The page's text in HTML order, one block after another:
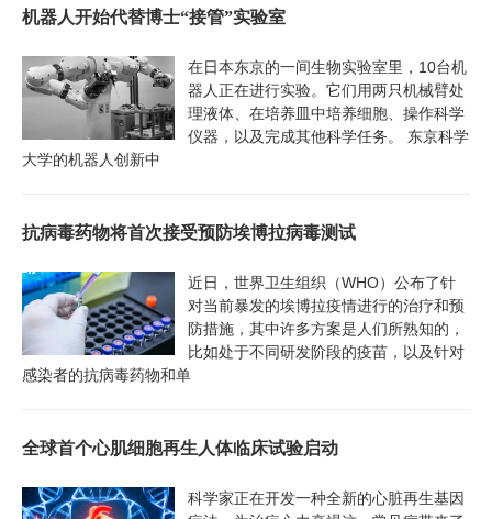
机器人开始代替博士“接管”实验室
在日本东京的一间生物实验室里，10台机
器人正在进行实验。它们用两只机械臂处
理液体、在培养皿中培养细胞、操作科学
仪器，以及完成其他科学任务。 东京科学
大学的机器人创新中
抗病毒药物将首次接受预防埃博拉病毒测试
近日，世界卫生组织（WHO）公布了针
对当前暴发的埃博拉疫情进行的治疗和预
防措施，其中许多方案是人们所熟知的，
比如处于不同研发阶段的疫苗，以及针对
感染者的抗病毒药物和单
全球首个心肌细胞再生人体临床试验启动
科学家正在开发一种全新的心脏再生基因